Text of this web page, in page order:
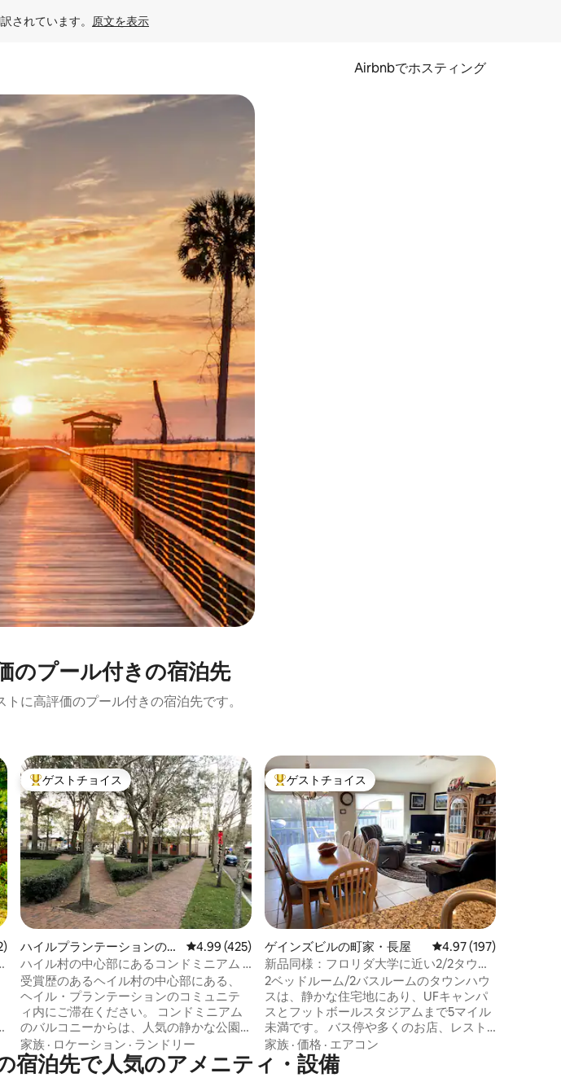
されています。 原文を表示
Airbnbでホスティング
ワイプして検索結果を確認することができます。
のプール付きの宿泊先
に高評価のプール付きの宿泊先です。
件、5つ星中4.89つ星の平均評価
大好評のゲストチョイスです。
ゲストチョイス
ハイルプランテーションのコ
ンドミニアム
レビュー425件、5つ星中4.99つ星の平均評価
4.99 (425)
ハイル村の中心部にあるコンドミニアム -
素晴らしいロケーション
受賞歴のあるヘイル村の中心部にある、
ヘイル・プランテーションのコミュニテ
ィ内にご滞在ください。 コンドミニアム
のバルコニーからは、人気の静かな公園
が見渡せます。 大きな噴水からのリラッ
クスできる音と、夜にはきらめくライト
をお楽しみください。 レストラン、コー
家族 · ロケーション · ランドリー
大好評のゲストチョイスです。
ゲストチョイス
ゲインズビルの町家・長屋 レビュー197件、5つ
4.97 (197)
新品同様：フロリダ大学に近い2/2タウン
ハウス 清潔で快適
2ベッドルーム/2バスルームのタウンハウ
スは、静かな住宅地にあり、UFキャンパ
スとフットボールスタジアムまで5マイル
未満です。 バス停や多くのお店、レスト
ランまで徒歩すぐ。 数年前に全面改装さ
れ、昨年にバスルームが完全に改装さ
れ、広々として清潔です。 シャワーはフ
家族 · 価格 · エアコン
宿泊先で人気のアメニティ・設備